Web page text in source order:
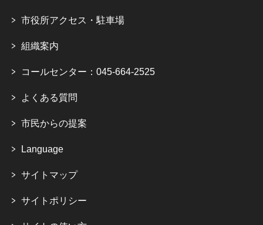
市役所アクセス・駐車場
組織案内
コールセンター：045-664-2525
よくある質問
市民からの提案
Language
サイトマップ
サイトポリシー